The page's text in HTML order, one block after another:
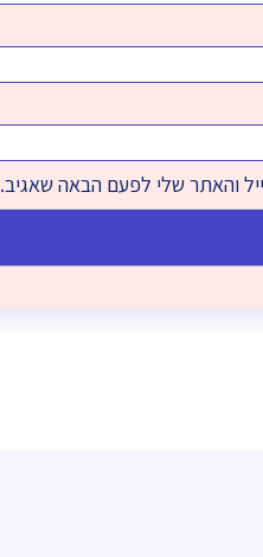
והאתר שלי לפעם הבאה שאגיב.